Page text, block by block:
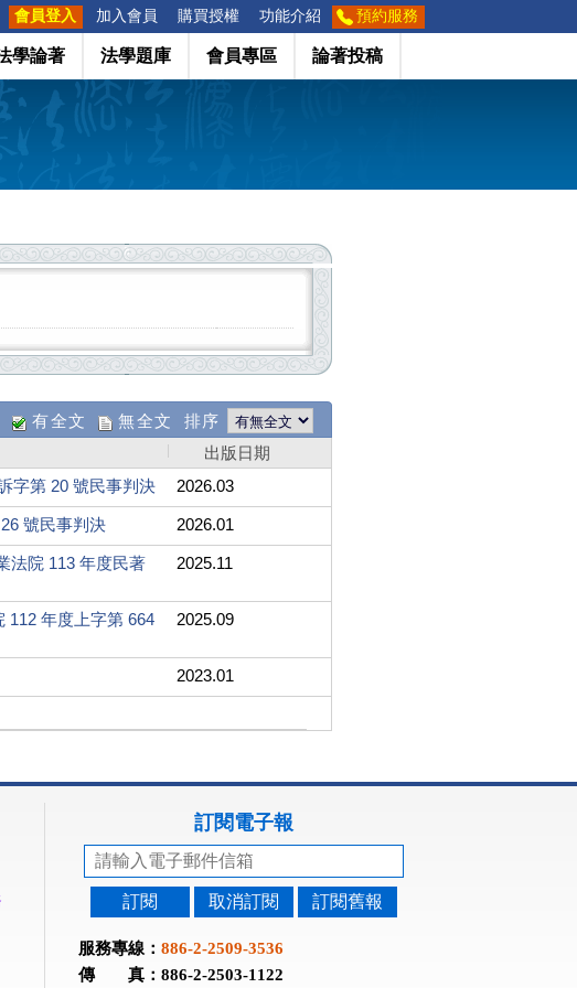
會員登入 加入會員 購買授權 功能介紹 預約服務
學論著 法學題庫 會員專區 論著投稿
有全文 無全文 排序
出版日期
字第 20 號民事判決 2026.03
號民事判決 2026.01
法院 113 年度民著
2025.11
112 年度上字第 664
2025.09
2023.01
訂閱電子報
訂閱 取消訂閱 訂閱舊報
服務專線： 886-2-2509-3536
傳 真：886-2-2503-1122